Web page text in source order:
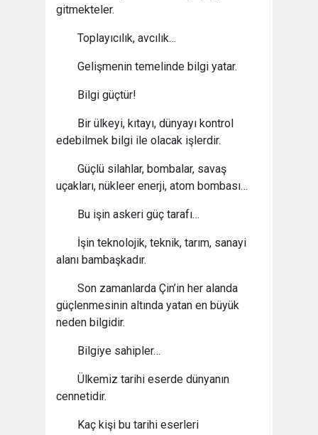
gitmekteler.
Toplayıcılık, avcılık…
Gelişmenin temelinde bilgi yatar.
Bilgi güçtür!
Bir ülkeyi, kıtayı, dünyayı kontrol
edebilmek bilgi ile olacak işlerdir.
Güçlü silahlar, bombalar, savaş
uçakları, nükleer enerji, atom bombası…
Bu işin askeri güç tarafı…
İşin teknolojik, teknik, tarım, sanayi
alanı bambaşkadır.
Son zamanlarda Çin’in her alanda
güçlenmesinin altında yatan en büyük
neden bilgidir.
Bilgiye sahipler…
Ülkemiz tarihi eserde dünyanın
cennetidir.
Kaç kişi bu tarihi eserleri